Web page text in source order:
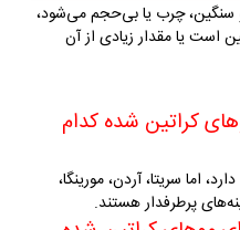
سنگین، چرب یا بی‌حجم می‌شود،
است یا مقدار زیادی از آن
کراتین شده کدام
اما سریتا، آردن، مورینگا،
پرطرفدار هستند.